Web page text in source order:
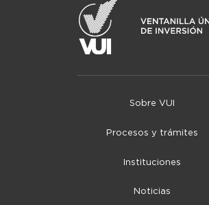
Sobre VUI
Procesos y trámites
Instituciones
Noticias